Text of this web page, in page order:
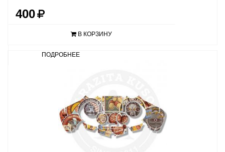
400
В КОРЗИНУ
ПОДРОБНЕЕ